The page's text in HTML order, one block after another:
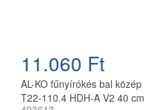
11.060 Ft
AL-KO fűnyírókés bal közép
T22-110.4 HDH-A V2 40 cm